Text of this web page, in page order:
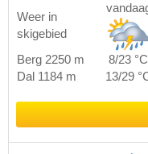
Weer in
skigebied
Berg 2250 m 8/23 °C
Dal 1184 m
13/29